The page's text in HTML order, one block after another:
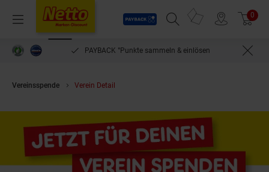
Menü
Payback
Suchfeld einblenden
Prospekte 0
PAYBACK °Punkte sammeln & einlösen
Vereinsspende Verein Detail